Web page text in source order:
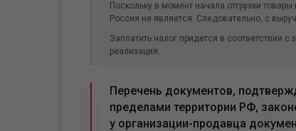
Поскольку в момент начала отгрузки
Россия не является. Следовательно, с
Заплатить налог придется в соответствии с
реализация.
Перечень документов,
пределами территории РФ,
у организации-продавца